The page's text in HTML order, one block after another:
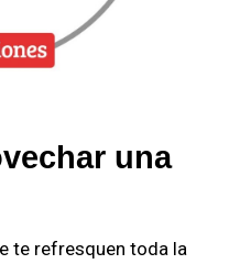
una
te refresquen toda la